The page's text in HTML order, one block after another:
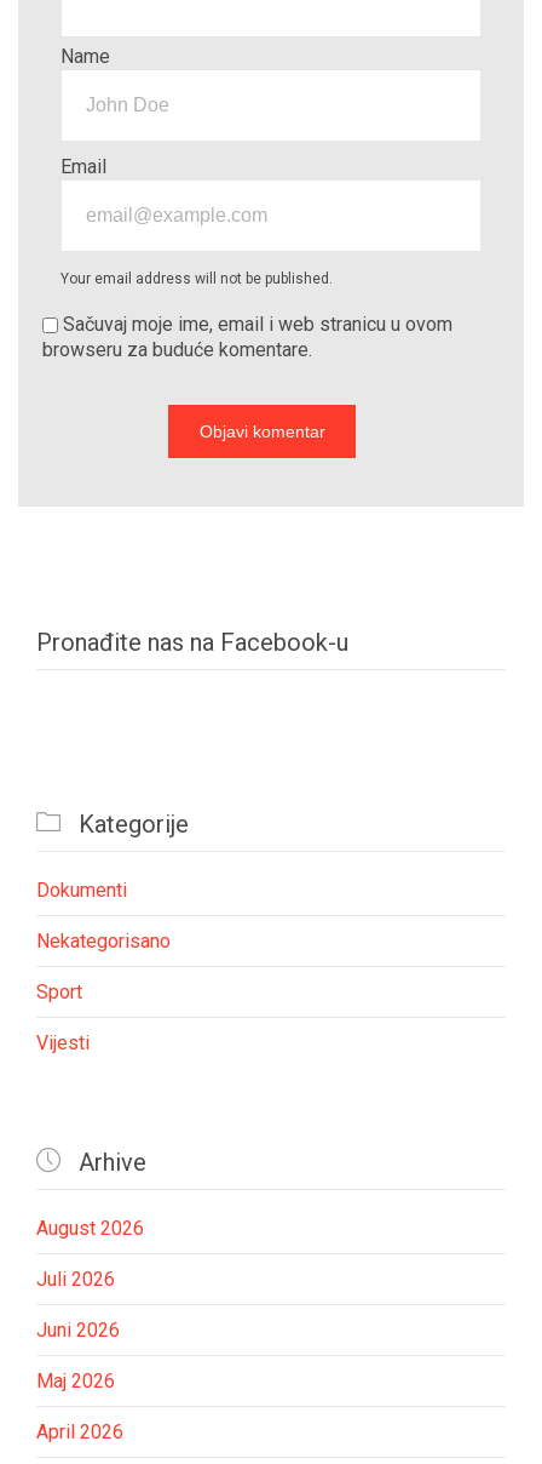
Name
Email
Your email address will not be published.
Sačuvaj moje ime, email i web stranicu u ovom
browseru za buduće komentare.
Pronađite nas na Facebook-u
 Kategorije
Dokumenti
Nekategorisano
Sport
Vijesti
 Arhive
August 2026
Juli 2026
Juni 2026
Maj 2026
April 2026